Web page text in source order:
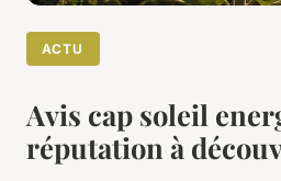
ACTU
Avis cap soleil
réputation à